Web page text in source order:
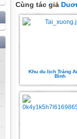
Cùng tác giả
Khu du lịch Tràng
Bình